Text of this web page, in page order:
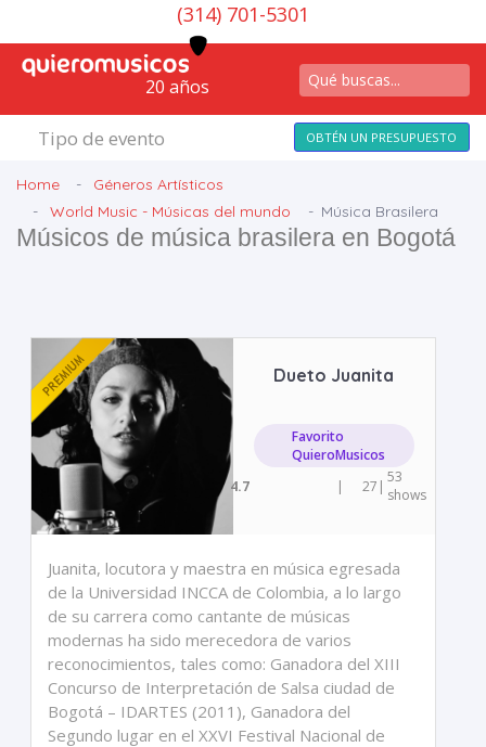
(314) 701-5301
20 años
Tipo de evento OBTÉN UN PRESUPUESTO
Home
Géneros Artísticos
World Music - Músicas del mundo
Música Brasilera
Músicos de música brasilera en Bogotá
Dueto Juanita
Favorito
QuieroMusicos
4.7
| 27 | 53
shows
Juanita, locutora y maestra en música egresada
de la Universidad INCCA de Colombia, a lo largo
de su carrera como cantante de músicas
modernas ha sido merecedora de varios
reconocimientos, tales como: Ganadora del XIII
Concurso de Interpretación de Salsa ciudad de
Bogotá – IDARTES (2011), Ganadora del
Segundo lugar en el XXVI Festival Nacional de